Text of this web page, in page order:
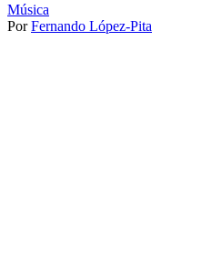
Música
Por Fernando López-Pita